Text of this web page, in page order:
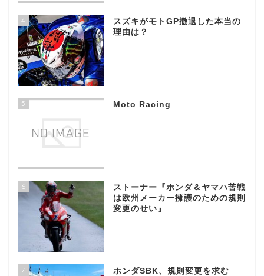
4
スズキがモトGP撤退した本当の
理由は？
5 Moto Racing
6
ストーナー『ホンダ＆ヤマハ苦戦
は欧州メーカー擁護のための規則
変更のせい』
7
ホンダSBK、規則変更を求む